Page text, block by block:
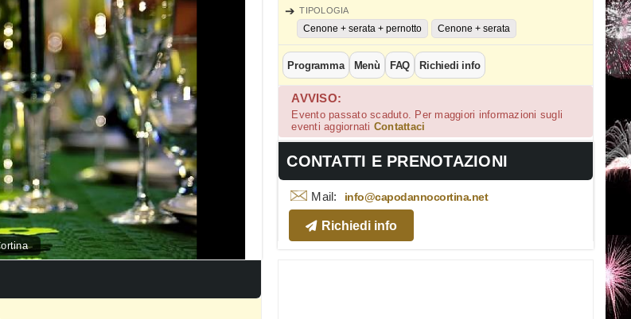
TIPOLOGIA
Cenone + serata + pernotto Cenone + serata
Programma Menù FAQ Richiedi info
AVVISO:
Evento passato scaduto. Per maggiori informazioni sugli
eventi aggiornati Contattaci
CONTATTI E PRENOTAZIONI
Mail: info@capodannocortina.net
Richiedi info